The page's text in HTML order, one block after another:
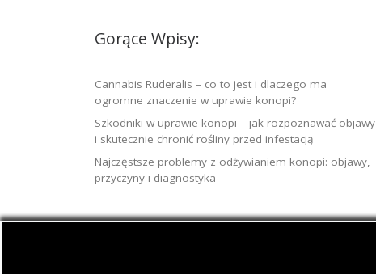
Gorące Wpisy:
Cannabis Ruderalis – co to jest i dlaczego ma
ogromne znaczenie w uprawie konopi?
Szkodniki w uprawie konopi – jak rozpoznawać objawy
i skutecznie chronić rośliny przed infestacją
Najczęstsze problemy z odżywianiem konopi: objawy,
przyczyny i diagnostyka